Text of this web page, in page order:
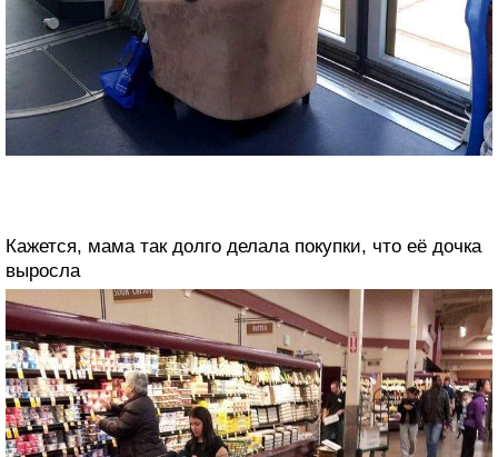
Кажется, мама так долго делала покупки, что её дочка
выросла